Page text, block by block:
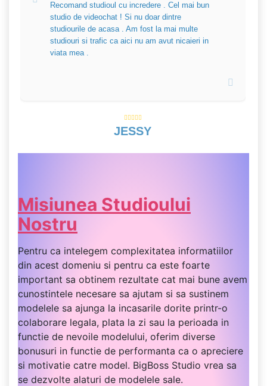
Recomand studioul cu incredere . Cel mai bun
studio de videochat ! Si nu doar dintre
studiourile de acasa . Am fost la mai multe
studiouri si trafic ca aici nu am avut nicaieri in
viata mea .
JESSY
Misiunea Studioului
Nostru
Pentru ca intelegem complexitatea informatiilor
din acest domeniu si pentru ca este foarte
important sa obtinem rezultate cat mai bune avem
cunostintele necesare sa ajutam si sa sustinem
modelele sa ajunga la incasarile dorite printr-o
colaborare legala, plata la zi sau la perioada in
functie de nevoile modelului, oferim diverse
bonusuri in functie de performanta ca o apreciere
si motivatie catre model. BigBoss Studio vrea sa
se dezvolte alaturi de modelele sale.